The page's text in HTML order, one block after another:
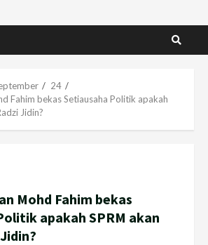
24
Fahim bekas Setiausaha Politik apakah
Jidin?
Mohd Fahim bekas
apakah SPRM akan